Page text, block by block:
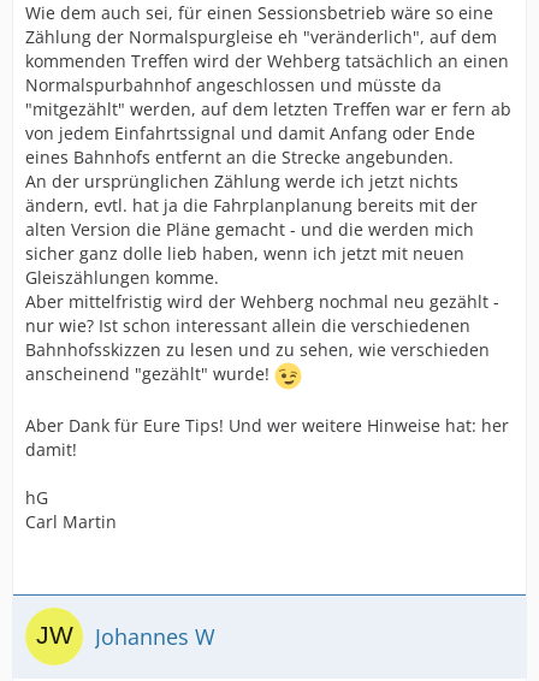
Wie dem auch sei, für einen Sessionsbetrieb wäre so eine
Zählung der Normalspurgleise eh "veränderlich", auf dem
kommenden Treffen wird der Wehberg tatsächlich an einen
Normalspurbahnhof angeschlossen und müsste da
"mitgezählt" werden, auf dem letzten Treffen war er fern ab
von jedem Einfahrtssignal und damit Anfang oder Ende
eines Bahnhofs entfernt an die Strecke angebunden.
An der ursprünglichen Zählung werde ich jetzt nichts
ändern, evtl. hat ja die Fahrplanplanung bereits mit der
alten Version die Pläne gemacht - und die werden mich
sicher ganz dolle lieb haben, wenn ich jetzt mit neuen
Gleiszählungen komme.
Aber mittelfristig wird der Wehberg nochmal neu gezählt -
nur wie? Ist schon interessant allein die verschiedenen
Bahnhofsskizzen zu lesen und zu sehen, wie verschieden
anscheinend "gezählt" wurde!
Aber Dank für Eure Tips! Und wer weitere Hinweise hat: her
damit!
hG
Carl Martin
Johannes W